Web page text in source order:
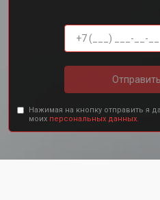
Нажимая на кнопку отправить я
моих персональных данных.